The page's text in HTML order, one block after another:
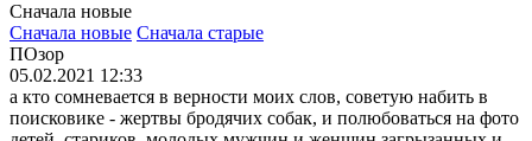
Сначала новые
Сначала новые Сначала старые
ПОзор
05.02.2021 12:33
а кто сомневается в верности моих слов, советую набить в
поисковике - жертвы бродячих собак, и полюбоваться на фото